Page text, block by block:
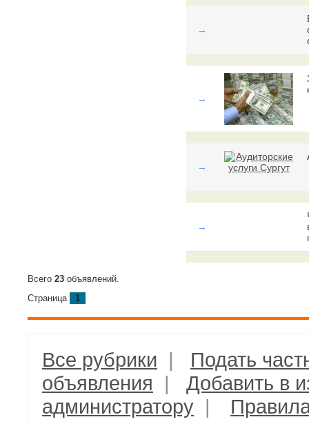
→
→
→
→
Всего 23 объявлений.
Страница
1
Все рубрики | Подать
объявления | Добавить в
администратору |